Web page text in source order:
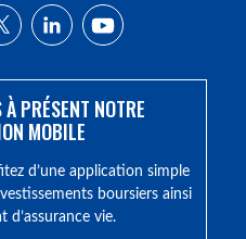
PRÉSENT NOTRE
MOBILE
d’une application simple
boursiers ainsi
d’assurance vie.